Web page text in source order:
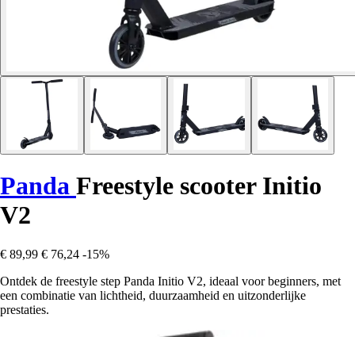
Panda Freestyle scooter Initio
V2
€ 89,99 € 76,24 -15%
Ontdek de freestyle step Panda Initio V2, ideaal voor beginners, met
een combinatie van lichtheid, duurzaamheid en uitzonderlijke
prestaties.